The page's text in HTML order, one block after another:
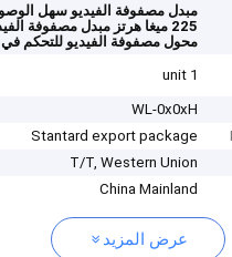
مبدل مصفوفة الفيديو سهل
225 ميغا هرتز مبدل مصفوفة الفيديو
محول مصفوفة الفيديو للتحكم في
1 unit
WL-0x0xH
Stantard export package
T/T, Western Union
China Mainland
عرض المزيد